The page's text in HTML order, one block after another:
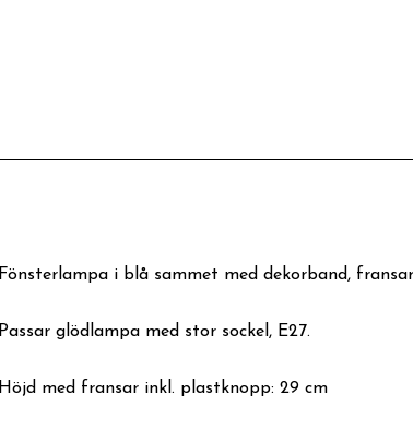
Fönsterlampa i blå sammet med dekorband,
Passar glödlampa med stor sockel, E27.
Höjd med fransar inkl. plastknopp: 29 cm